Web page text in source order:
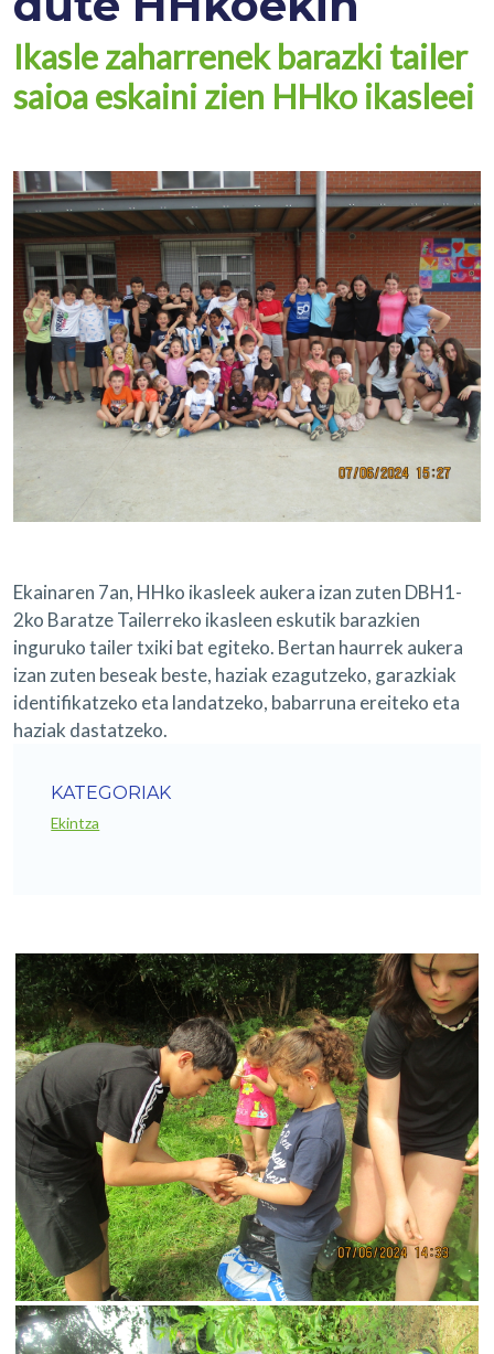
Ikasle zaharrenek barazki tailer
saioa eskaini zien HHko ikasleei
Ekainaren 7an, HHko ikasleek aukera izan zuten DBH1-
2ko Baratze Tailerreko ikasleen eskutik barazkien
inguruko tailer txiki bat egiteko. Bertan haurrek aukera
izan zuten beseak beste, haziak ezagutzeko, garazkiak
identifikatzeko eta landatzeko, babarruna ereiteko eta
haziak dastatzeko.
KATEGORIAK
Ekintza